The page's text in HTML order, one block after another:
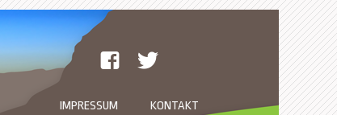
facebook
IMPRESSUM
KONTAKT